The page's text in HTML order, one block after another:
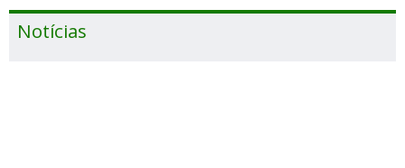
Notícias